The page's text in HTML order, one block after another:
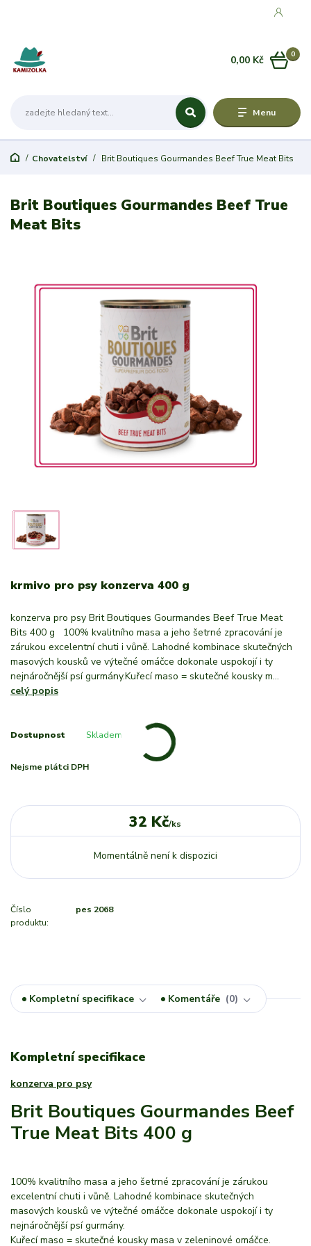
Menu
0
0,00 Kč
Chovatelství Brit Boutiques Gourmandes Beef True Meat Bits
Brit Boutiques Gourmandes Beef True
Meat Bits
krmivo pro psy konzerva 400 g
konzerva pro psy Brit Boutiques Gourmandes Beef True Meat
Bits 400 g 100% kvalitního masa a jeho šetrné zpracování je
zárukou excelentní chuti i vůně. Lahodné kombinace skutečných
masových kousků ve výtečné omáčce dokonale uspokojí i ty
nejnáročnější psí gurmány.Kuřecí maso = skutečné kousky m...
celý popis
Dostupnost Skladem
Nejsme plátci DPH
32 Kč/ks
Momentálně není k dispozici
Číslo
produktu:
pes 2068
Kompletní specifikace Komentáře 0
Kompletní specifikace
konzerva pro psy
Brit Boutiques Gourmandes Beef
True Meat Bits 400 g
100% kvalitního masa a jeho šetrné zpracování je zárukou
excelentní chuti i vůně. Lahodné kombinace skutečných
masových kousků ve výtečné omáčce dokonale uspokojí i ty
nejnáročnější psí gurmány.
Kuřecí maso = skutečné kousky masa v zeleninové omáčce.